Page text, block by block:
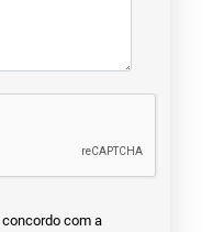
com a